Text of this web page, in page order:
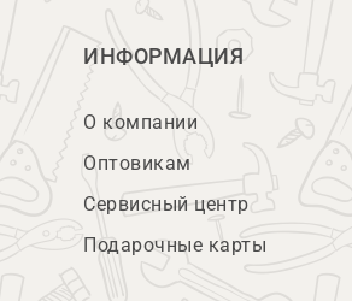
ИНФОРМАЦИЯ
О компании
Оптовикам
Сервисный центр
Подарочные карты